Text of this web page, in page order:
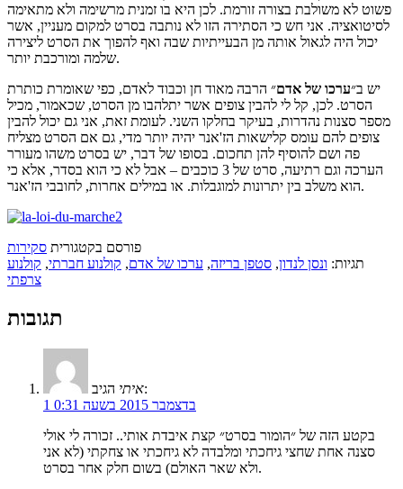
פשוט לא משולבת בצורה זורמת. לכן היא בו זמנית מרשימה ולא מתאימה
לסיטואציה. אני חש כי הסתירה הזו לא נותבה בסרט למקום מעניין, אשר
יכול היה לגאול אותה מן הבעייתיות שבה ואף להפוך את הסרט ליצירה
שלמה ומורכבת יותר.
יש ב״ערכו של אדם״ הרבה מאוד חן וכבוד לאדם, כפי שאומרת כותרת
הסרט. לכן, קל לי להבין צופים אשר יתלהבו מן הסרט, שכאמור, מכיל
מספר סצנות נהדרות, בעיקר בחלקו השני. לעומת זאת, אני גם יכול להבין
צופים להם עומס קלישאות הז'אנר יהיה יותר מדי, גם אם הסרט מצליח
פה ושם להוסיף להן תחכום. בסופו של דבר, יש בסרט משהו מעורר
הערכה וגם רתיעה, סרט של 3 כוכבים – אבל לא כי הוא בסדר, אלא כי
הוא משלב בין יתרונות למוגבלות. או במילים אחרות, לחובבי הז'אנר.
פורסם בקטגורית סקירות
תגיות: ונסן לנדון, סטפן בריזה, ערכו של אדם, קולנוע חברתי, קולנוע
צרפתי
תגובות
איתיהגיב:
1 בדצמבר 2015 בשעה 0:31
בקטע הזה של ״הומור בסרט״ קצת איבדת אותי.. זכורה לי אולי
סצנה אחת שחצי גיחכתי ומלבדה לא גיחכתי או צחקתי (לא אני
ולא שאר האולם) בשום חלק אחר בסרט.